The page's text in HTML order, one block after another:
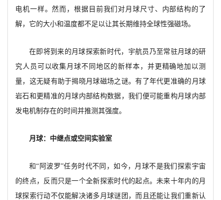
电机一样。然而，根据目前我们对月球尺寸、内部结构的了
解，它的大小和温度都不足以让其长期维持全球性强磁场。
在即将到来的月球探索新时代，宇航员乃至常驻月球的研
究人员可以收集月球不同地区的新样本，并更精确地加以测
量，这无疑有助于揭晓月球磁场之谜。有了年代更准确的月球
岩石和更精准的月球内部结构数据，我们便可能重构月球内部
发电机制存在的时间并推测其强度。
月球：中继点或空间实验室
和“阿波罗”任务时代不同，如今，月球不是我们探索宇宙
的终点，反而只是一个全新探索时代的起点。未来十年内的月
球探索行动不仅能解决诸多月球谜团，而且还能让我们重新认